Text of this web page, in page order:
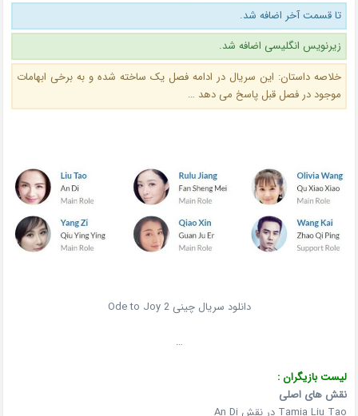
تا قسمت آخر اضافه شد.
زیرنویس انگلیسی اضافه شد.
خلاصه داستان: این سریال در ادامه فصل یک ساخته شده و به برخی ابهامات
موجود در فصل قبل پاسخ می دهد …
دانلود سریال چینی Ode to Joy 2
…
لیست بازیگران :
نقش های اصلی
Tamia Liu Tao در نقش An Di